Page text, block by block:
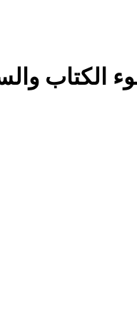
الكتاب